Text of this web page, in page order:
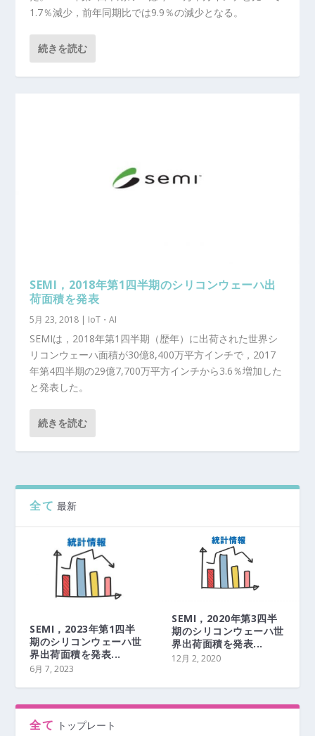
1.7％減少，前年同期比では9.9％の減少となる。
続きを読む
SEMI，2018年第1四半期のシリコンウェーハ出
荷面積を発表
5月 23, 2018 | IoT・AI
SEMIは，2018年第1四半期（歴年）に出荷された世界シ
リコンウェーハ面積が30億8,400万平方インチで，2017
年第4四半期の29億7,700万平方インチから3.6％増加した
と発表した。
続きを読む
全て 最新
SEMI，2023年第1四半
期のシリコンウェーハ世
界出荷面積を発表...
6月 7, 2023
SEMI，2020年第3四半
期のシリコンウェーハ世
界出荷面積を発表...
12月 2, 2020
全て トップレート